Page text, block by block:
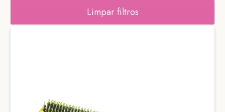
Limpar filtros